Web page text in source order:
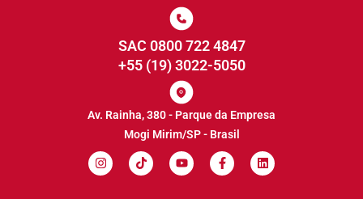
SAC 0800 722 4847
+55 (19) 3022-5050
Av. Rainha, 380 - Parque da Empresa
Mogi Mirim/SP - Brasil